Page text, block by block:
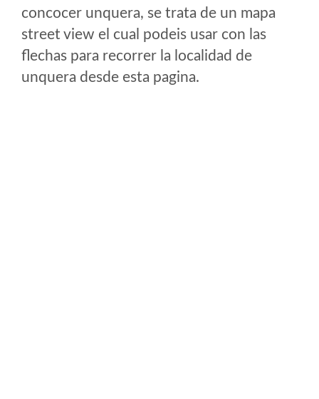
concocer unquera, se trata de un mapa
street view el cual podeis usar con las
flechas para recorrer la localidad de
unquera desde esta pagina.